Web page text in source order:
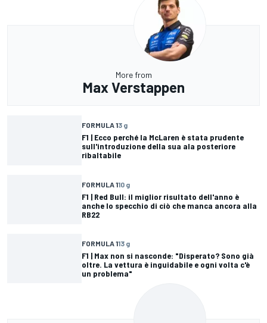
More from
Max Verstappen
FORMULA 13 g
F1 | Ecco perché la McLaren è stata prudente
sull'introduzione della sua ala posteriore
ribaltabile
FORMULA 110 g
F1 | Red Bull: il miglior risultato dell'anno è
anche lo specchio di ciò che manca ancora alla
RB22
FORMULA 113 g
F1 | Max non si nasconde: "Disperato? Sono già
oltre. La vettura è inguidabile e ogni volta c'è
un problema"